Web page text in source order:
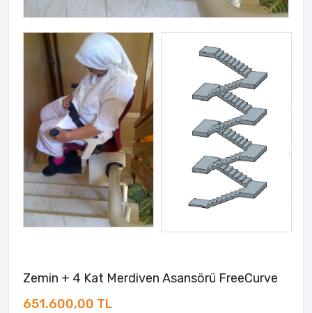
Zemin + 4 Kat Merdiven Asansörü FreeCurve
651.600,00 TL